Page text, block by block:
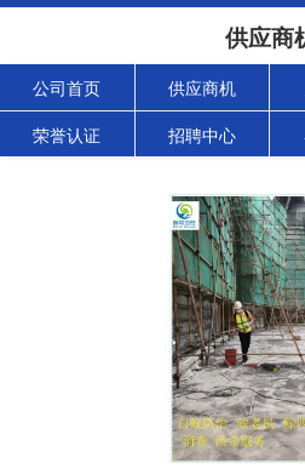
供应商
公司首页 供应商机
荣誉认证 招聘中心